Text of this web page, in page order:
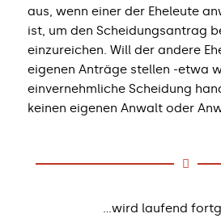
aus, wenn einer der Eheleute
ist, um den Scheidungsantrag
einzureichen. Will der andere
eigenen Anträge stellen -etwa
einvernehmliche Scheidung
keinen eigenen Anwalt oder
…wird laufend